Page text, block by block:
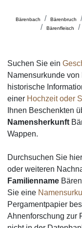
Bärenbach Bärenbruch
Bärenfleisch
Suchen Sie ein
Namensurkunde
historische
einer Hochzeit oder
Ihnen Beschenkten
Namensherkunft
Wappen.
Durchsuchen Sie
oder weiteren
Familienname
Sie eine
Pergamentpapier
Ahnenforschung zur